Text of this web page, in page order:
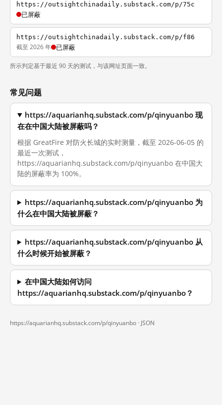
https://outsightchinadaily.substack.com/p/75c
已屏蔽
https://outsightchinadaily.substack.com/p/f86
截至 2026 年 已屏蔽
所示判定基于最近 90 天的测试，与该网址页面一致。
常见问题
https://aquarianhq.substack.com/p/qinyuanbo 现
在在中国大陆被屏蔽吗？
根据 GreatFire 对防火长城的实时测量，截至 2026-06-05 的
最近一次测试，
https://aquarianhq.substack.com/p/qinyuanbo 在中国大
陆的屏蔽率为 100%。
https://aquarianhq.substack.com/p/qinyuanbo 为
什么在中国大陆被屏蔽？
https://aquarianhq.substack.com/p/qinyuanbo 从
什么时候开始被屏蔽？
在中国大陆如何访问
https://aquarianhq.substack.com/p/qinyuanbo？
https://aquarianhq.substack.com/p/qinyuanbo · JSON